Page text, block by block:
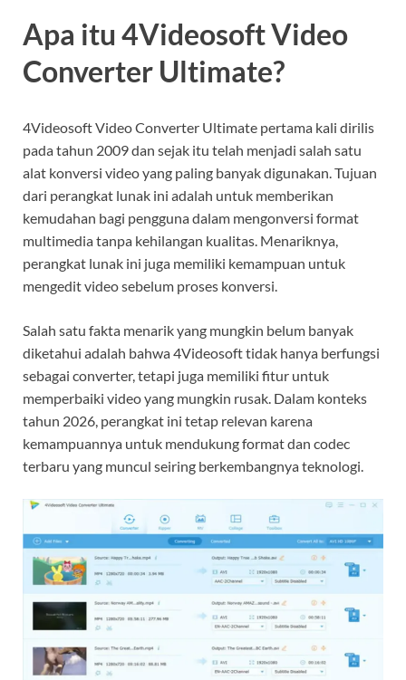
Apa itu 4Videosoft Video
Converter Ultimate?
4Videosoft Video Converter Ultimate pertama kali dirilis
pada tahun 2009 dan sejak itu telah menjadi salah satu
alat konversi video yang paling banyak digunakan. Tujuan
dari perangkat lunak ini adalah untuk memberikan
kemudahan bagi pengguna dalam mengonversi format
multimedia tanpa kehilangan kualitas. Menariknya,
perangkat lunak ini juga memiliki kemampuan untuk
mengedit video sebelum proses konversi.
Salah satu fakta menarik yang mungkin belum banyak
diketahui adalah bahwa 4Videosoft tidak hanya berfungsi
sebagai converter, tetapi juga memiliki fitur untuk
memperbaiki video yang mungkin rusak. Dalam konteks
tahun 2026, perangkat ini tetap relevan karena
kemampuannya untuk mendukung format dan codec
terbaru yang muncul seiring berkembangnya teknologi.